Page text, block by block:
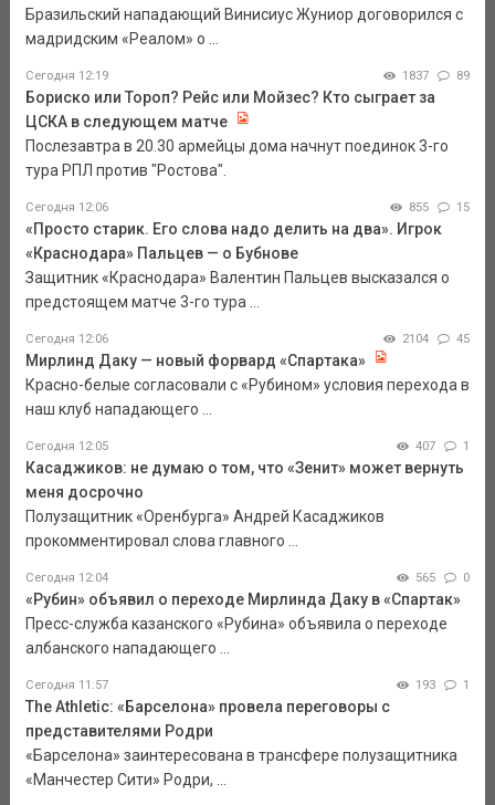
Бразильский нападающий Винисиус Жуниор договорился с
мадридским «Реалом» о ...
Сегодня 12:19 1837 89
Бориско или Тороп? Рейс или Мойзес? Кто сыграет за
ЦСКА в следующем матче
Послезавтра в 20.30 армейцы дома начнут поединок 3-го
тура РПЛ против "Ростова".
Сегодня 12:06 855 15
«Просто старик. Его слова надо делить на два». Игрок
«Краснодара» Пальцев — о Бубнове
Защитник «Краснодара» Валентин Пальцев высказался о
предстоящем матче 3-го тура ...
Сегодня 12:06 2104 45
Мирлинд Даку — новый форвард «Спартака»
Красно-белые согласовали с «Рубином» условия перехода в
наш клуб нападающего ...
Сегодня 12:05 407 1
Касаджиков: не думаю о том, что «Зенит» может вернуть
меня досрочно
Полузащитник «Оренбурга» Андрей Касаджиков
прокомментировал слова главного ...
Сегодня 12:04 565 0
«Рубин» объявил о переходе Мирлинда Даку в «Спартак»
Пресс-служба казанского «Рубина» объявила о переходе
албанского нападающего ...
Сегодня 11:57 193 1
The Athletic: «Барселона» провела переговоры с
представителями Родри
«Барселона» заинтересована в трансфере полузащитника
«Манчестер Сити» Родри, ...